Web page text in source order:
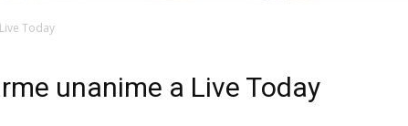
Today
unanime a Live Today